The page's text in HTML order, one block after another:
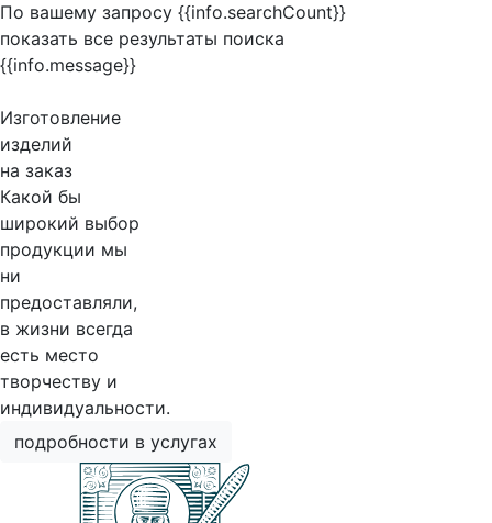
По вашему запросу {{info.searchCount}}
показать все результаты поиска
{{info.message}}
Изготовление
изделий
на заказ
Какой бы
широкий выбор
продукции мы
ни
предоставляли,
в жизни всегда
есть место
творчеству и
индивидуальности.
подробности в услугах